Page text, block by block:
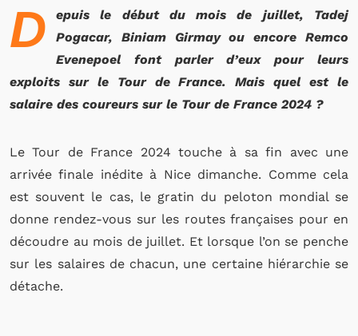
D
epuis le début du mois de juillet, Tadej
Pogacar, Biniam Girmay ou encore Remco
Evenepoel font parler d’eux pour leurs
exploits sur le Tour de France. Mais quel est le
salaire des coureurs sur le Tour de France 2024 ?
Le Tour de France 2024 touche à sa fin avec une
arrivée finale inédite à Nice dimanche. Comme cela
est souvent le cas, le gratin du peloton mondial se
donne rendez-vous sur les routes françaises pour en
découdre au mois de juillet. Et lorsque l’on se penche
sur les salaires de chacun, une certaine hiérarchie se
détache.